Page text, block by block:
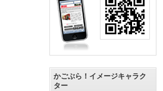
かごぶら！イメージキャラク
ター